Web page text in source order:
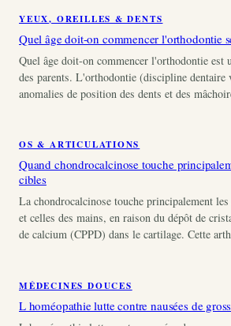
YEUX, OREILLES & DENTS
Quel âge doit-on commencer l'orthodontie
Quel âge doit-on commencer l'orthodontie est
des parents. L'orthodontie (discipline dentaire
anomalies de position des dents et des
OS & ARTICULATIONS
Quand chondrocalcinose touche
cibles
La chondrocalcinose touche principalement
et celles des mains, en raison du dépôt de
de calcium (CPPD) dans le cartilage. Cette
MÉDECINES DOUCES
L homéopathie lutte contre nausées de